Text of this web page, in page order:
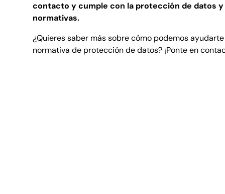
contacto y cumple con la protección de datos
normativas.
¿Quieres saber más sobre cómo podemos
normativa de protección de datos?¡Ponte en